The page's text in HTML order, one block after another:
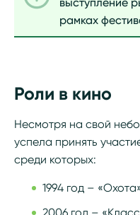
рамках
Роли в кино
Несмотря на свой
успела принять
среди которых:
1994 год –